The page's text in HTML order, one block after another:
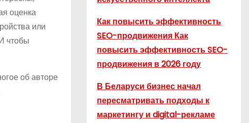
оценка
или
чтобы
об авторе
Как повысить эффективность
SEO-продвижения Как
повысить эффективность SEO-
продвижения в 2026 году
В Беларуси бизнес начал
пересматривать подходы к
маркетингу и digital-рекламе